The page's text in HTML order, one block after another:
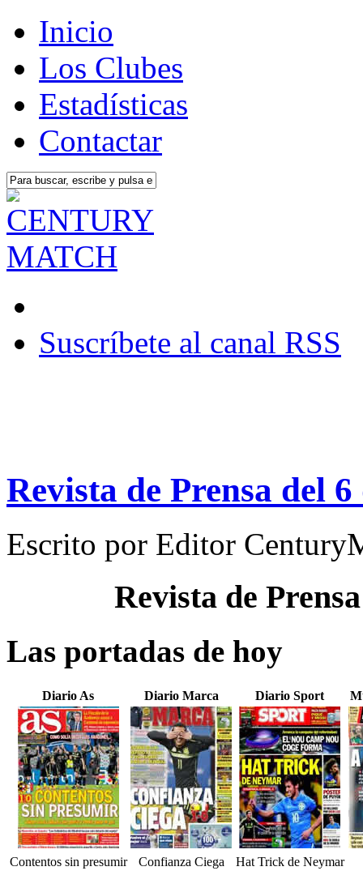
Inicio
Los Clubes
Estadísticas
Contactar
Suscríbete al canal RSS
Revista de Prensa del
Escrito por Editor
Revista de
Las portadas de hoy
Diario As Diario Marca Diario Sport
Contentos sin presumir Confianza Ciega Hat Trick de Neymar